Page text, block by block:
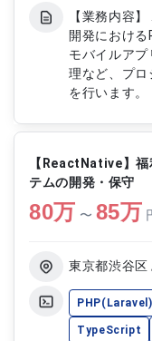
【業務内容
開発における
モバイルア
理など、プロ
を行います。 【作業内容】 ・開発進捗の管理 ・課
要求事項の
【ReactNative】
テムの開発・保守
80万 〜 85万
東京都渋谷区
PHP(Laravel)
TypeScript